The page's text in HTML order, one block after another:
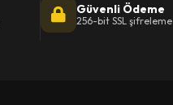
Güvenli Ödeme
256-bit SSL şifreleme